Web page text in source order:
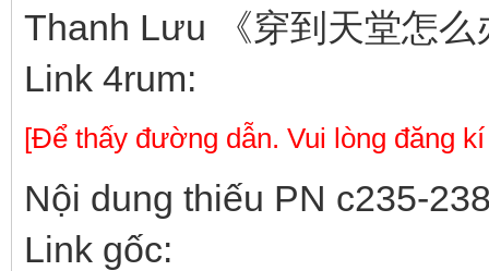
Thanh Lưu 《穿到天堂怎么
Link 4rum:
[Để thấy đường dẫn. Vui lòng đăng
Nội dung thiếu PN c235-
Link gốc: